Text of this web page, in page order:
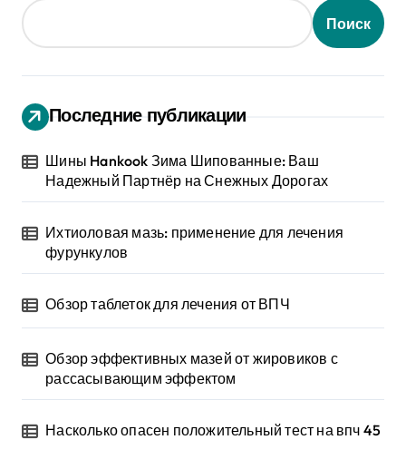
Поиск
Последние публикации
Шины Hankook Зима Шипованные: Ваш
Надежный Партнёр на Снежных Дорогах
Ихтиоловая мазь: применение для лечения
фурункулов
Обзор таблеток для лечения от ВПЧ
Обзор эффективных мазей от жировиков с
рассасывающим эффектом
Насколько опасен положительный тест на впч 45